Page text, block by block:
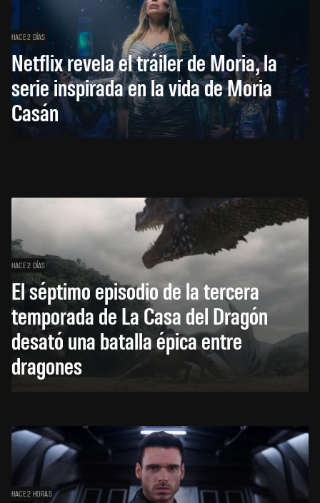
HACE 2 DÍAS
Netflix revela el tráiler de Moria, la
serie inspirada en la vida de Moria
Casán
HACE 2 DÍAS
El séptimo episodio de la tercera
temporada de La Casa del Dragón
desató una batalla épica entre
dragones
HACE 2 HORAS